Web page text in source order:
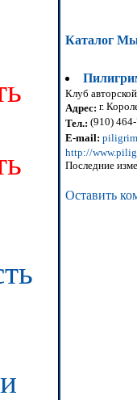
Каталог
Клуб
Адрес: г.
Тел.: (910)
E-mail:
http://
Последние
Оставить